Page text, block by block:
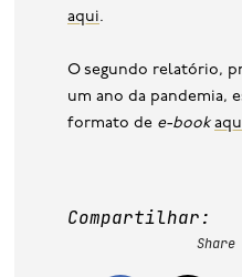
aqui.
O segundo relatório,
um ano da pandemia,
formato de e-book
Compartilhar: